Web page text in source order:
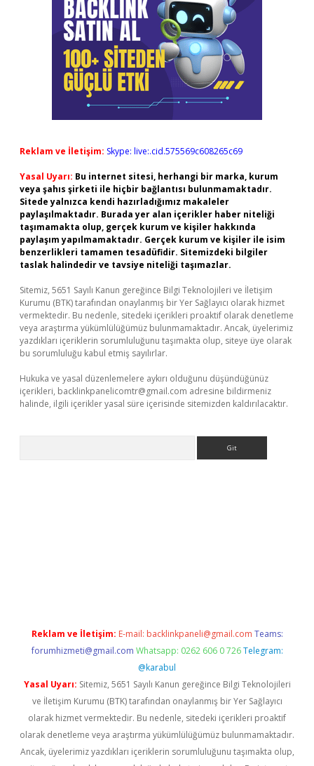
Reklam ve İletişim: Skype: live:.cid.575569c608265c69
Yasal Uyarı: Bu internet sitesi, herhangi bir marka, kurum
veya şahıs şirketi ile hiçbir bağlantısı bulunmamaktadır.
Sitede yalnızca kendi hazırladığımız makaleler
paylaşılmaktadır. Burada yer alan içerikler haber niteliği
taşımamakta olup, gerçek kurum ve kişiler hakkında
paylaşım yapılmamaktadır. Gerçek kurum ve kişiler ile isim
benzerlikleri tamamen tesadüfidir. Sitemizdeki bilgiler
taslak halindedir ve tavsiye niteliği taşımazlar.
Sitemiz, 5651 Sayılı Kanun gereğince Bilgi Teknolojileri ve İletişim
Kurumu (BTK) tarafından onaylanmış bir Yer Sağlayıcı olarak hizmet
vermektedir. Bu nedenle, sitedeki içerikleri proaktif olarak denetleme
veya araştırma yükümlülüğümüz bulunmamaktadır. Ancak, üyelerimiz
yazdıkları içeriklerin sorumluluğunu taşımakta olup, siteye üye olarak
bu sorumluluğu kabul etmiş sayılırlar.
Hukuka ve yasal düzenlemelere aykırı olduğunu düşündüğünüz
içerikleri, backlinkpanelicomtr@gmail.com adresine bildirmeniz
halinde, ilgili içerikler yasal süre içerisinde sitemizden kaldırılacaktır.
Reklam ve İletişim: E-mail: backlinkpaneli@gmail.com Teams:
forumhizmeti@gmail.com Whatsapp: 0262 606 0 726 Telegram:
@karabul
Yasal Uyarı: Sitemiz, 5651 Sayılı Kanun gereğince Bilgi Teknolojileri
ve İletişim Kurumu (BTK) tarafından onaylanmış bir Yer Sağlayıcı
olarak hizmet vermektedir. Bu nedenle, sitedeki içerikleri proaktif
olarak denetleme veya araştırma yükümlülüğümüz bulunmamaktadır.
Ancak, üyelerimiz yazdıkları içeriklerin sorumluluğunu taşımakta olup,